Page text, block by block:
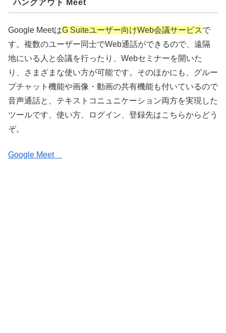
ハングアウト Meet
Google MeetはG Suiteユーザー向けWeb会議サービスで
す。複数のユーザー同士でWeb通話ができるので、遠隔
地にいる人と会議を行ったり、Webセミナーを開いた
り、さまざまな使い方が可能です。そのほかにも、グルー
プチャット機能や画像・動画の共有機能も付いているので
音声通話と、テキストコニュニケーション両方を実現した
ツールです、使い方、ログイン、登録先はこちらからどう
ぞ。
Google Meet